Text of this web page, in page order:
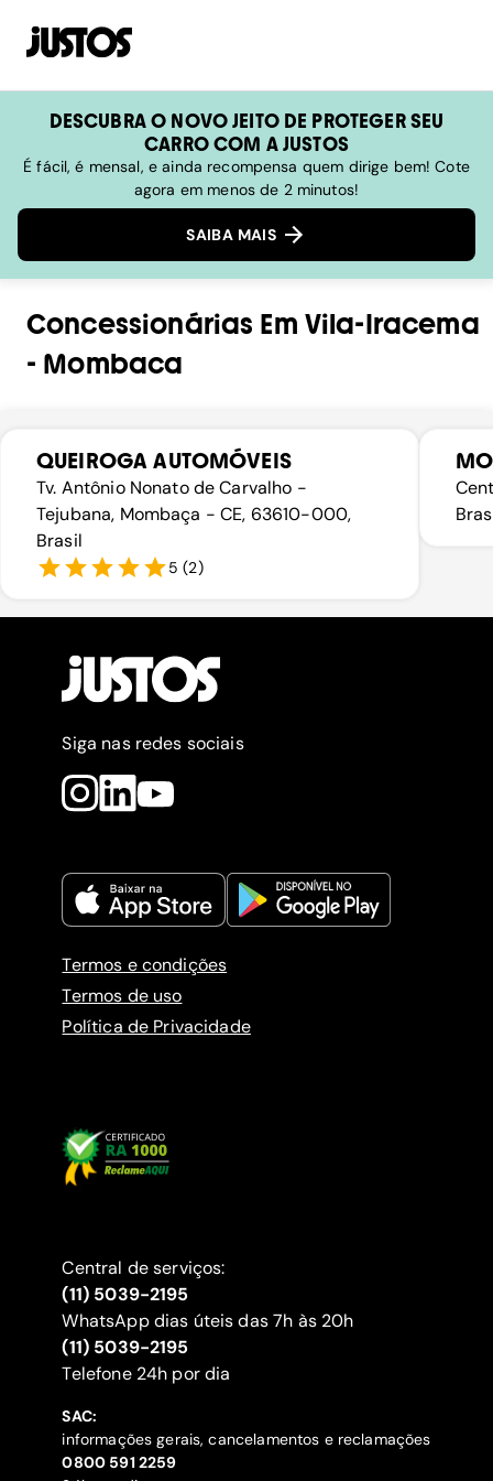
DESCUBRA O NOVO JEITO DE PROTEGER SEU
CARRO COM A JUSTOS
É fácil, é mensal, e ainda recompensa quem dirige bem! Cote
agora em menos de 2 minutos!
SAIBA MAIS
Concessionárias Em Vila-Iracema
- Mombaca
QUEIROGA AUTOMÓVEIS
Tv. Antônio Nonato de Carvalho -
Tejubana, Mombaça - CE, 63610-000,
Brasil
5 (2)
Siga nas redes sociais
Termos e condições
Termos de uso
Política de Privacidade
Central de serviços:
(11) 5039-2195
WhatsApp dias úteis das 7h às 20h
(11) 5039-2195
‍Telefone 24h por dia
SAC:
informações gerais, cancelamentos e reclamações
‍0800 591 2259